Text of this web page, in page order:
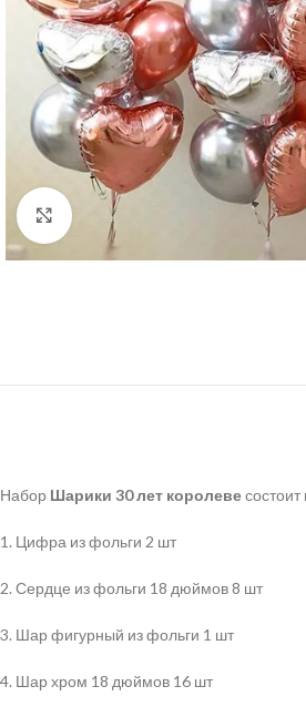
Нажмите, чтобы увеличить
Набор Шарики 30 лет королевесостоит
1. Цифра из фольги 2 шт
2. Сердце из фольги 18 дюймов 8 шт
3. Шар фигурный из фольги 1 шт
4. Шар хром 18 дюймов 16 шт